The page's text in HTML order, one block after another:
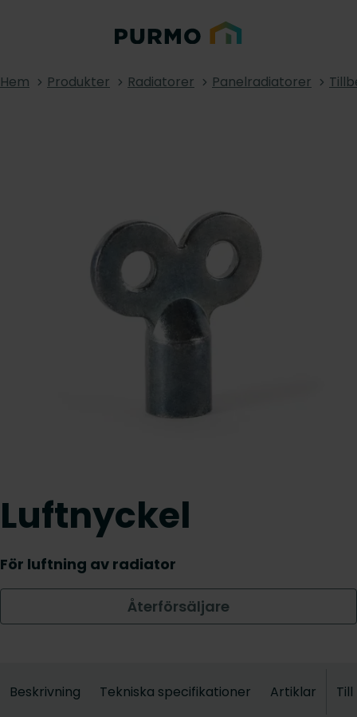
Hem Produkter Radiatorer Panelradiatorer
Luftnyckel
För luftning av radiator
Återförsäljare
Beskrivning Tekniska specifikationer Artiklar